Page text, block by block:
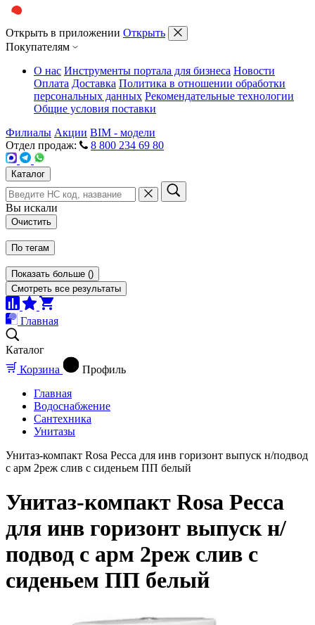
Открыть в приложении Открыть
Покупателям
О нас Инструменты портала для бизнеса Новости
Оплата Доставка Политика в отношении обработки
персональных данных Рекомендательные технологии
Общие условия поставки
Филиалы Акции BIM - модели
Отдел продаж:
8 800 234 69 80
Каталог
Вы искали
Очистить
По тегам
Показать больше ()
Смотреть все результаты
Главная
Каталог
Корзина
Профиль
Главная
Водоснабжение
Сантехника
Унитазы
Унитаз-компакт Rosa Ресса для инв горизонт выпуск н/подвод
с арм 2реж слив с сиденьем ПП белый
Унитаз-компакт Rosa Ресса
для инв горизонт выпуск н/
подвод с арм 2реж слив с
сиденьем ПП белый